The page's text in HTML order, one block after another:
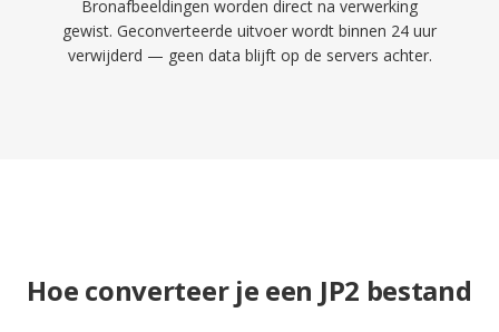
Bronafbeeldingen worden direct na verwerking
gewist. Geconverteerde uitvoer wordt binnen 24 uur
verwijderd — geen data blijft op de servers achter.
Hoe converteer je een JP2 bestand